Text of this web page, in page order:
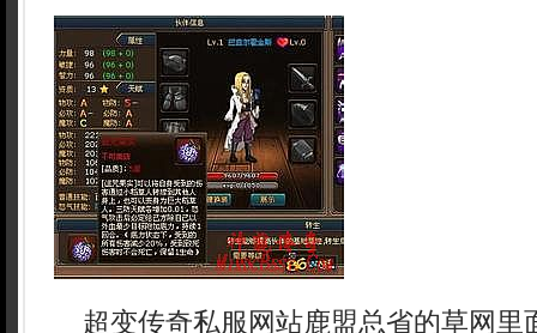
超变传奇私服网站鹿盟总省的草网里